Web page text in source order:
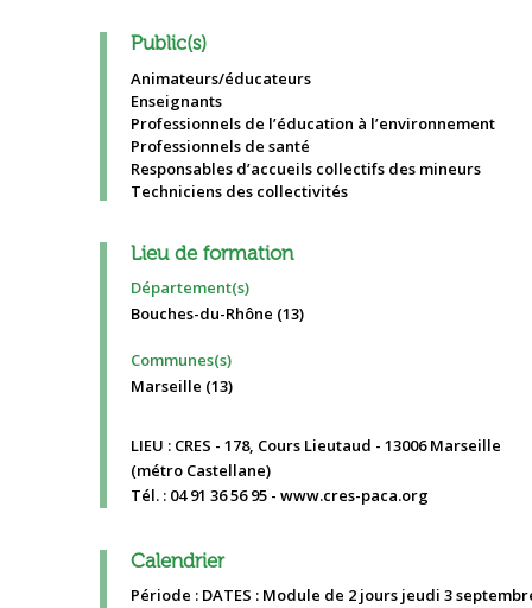
Public(s)
Animateurs/éducateurs
Enseignants
Professionnels de l’éducation à l’environnement
Professionnels de santé
Responsables d’accueils collectifs des mineurs
Techniciens des collectivités
Lieu de formation
Département(s)
Bouches-du-Rhône (13)
Communes(s)
Marseille (13)
LIEU : CRES - 178, Cours Lieutaud - 13006 Marseille
(métro Castellane)
Tél. : 04 91 36 56 95 - www.cres-paca.org
Calendrier
Période : DATES : Module de 2 jours jeudi 3